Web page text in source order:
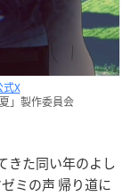
式X
」製作委員会
きた同い年のよし
ミの声 帰り道に